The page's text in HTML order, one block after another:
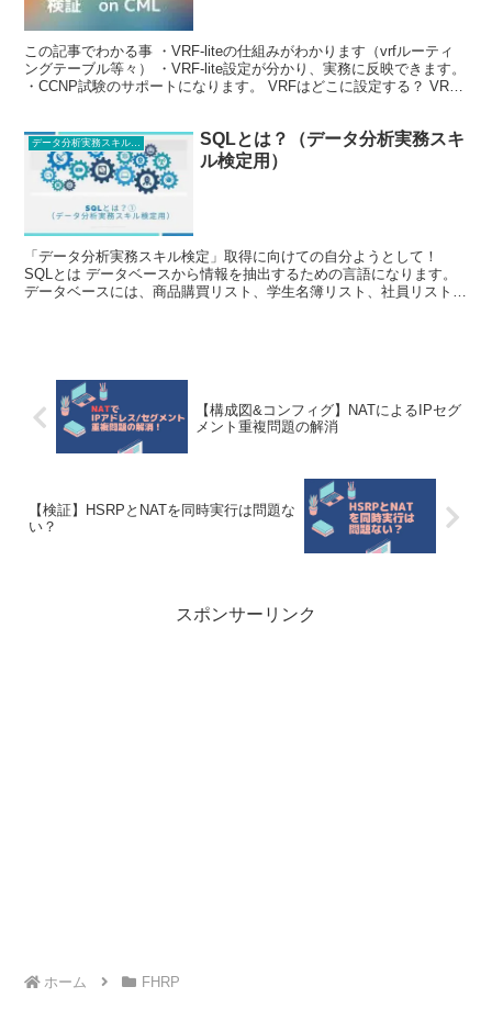
この記事でわかる事 ・VRF-liteの仕組みがわかります（vrfルーティ
ングテーブル等々） ・VRF-lite設定が分かり、実務に反映できます。
・CCNP試験のサポートになります。 VRFはどこに設定する？ VRF
データ分析実務スキル検定
SQLとは？（データ分析実務スキ
ル検定用）
「データ分析実務スキル検定」取得に向けての自分ようとして！
SQLとは データベースから情報を抽出するための言語になります。
データベースには、商品購買リスト、学生名簿リスト、社員リスト、
【構成図&コンフィグ】NATによるIPセグ
メント重複問題の解消
【検証】HSRPとNATを同時実行は問題な
い？
スポンサーリンク
ホーム FHRP